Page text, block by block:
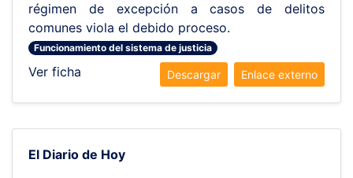
régimen de excepción a casos de delitos
comunes viola el debido proceso.
Funcionamiento del sistema de justicia
Ver ficha Enlace externo
Descargar
El Diario de Hoy